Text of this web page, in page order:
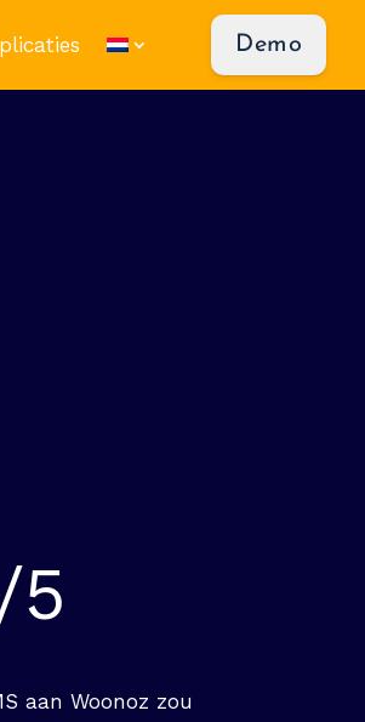
Demo
5
aan Woonoz zou